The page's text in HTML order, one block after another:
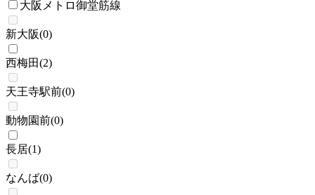
大阪メトロ御堂筋線
新大阪(0)
西梅田(2)
天王寺駅前(0)
動物園前(0)
長居(1)
なんば(0)